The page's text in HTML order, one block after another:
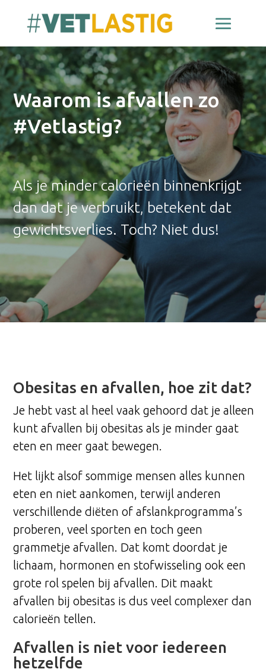
Waarom is afvallen zo
#Vetlastig?
Als je minder calorieën binnenkrijgt
dan dat je verbruikt, betekent dat
gewichtsverlies. Toch? Niet dus!
Obesitas en afvallen, hoe zit dat?
Je hebt vast al heel vaak gehoord dat je alleen
kunt afvallen bij obesitas als je minder gaat
eten en meer gaat bewegen.
Het lijkt alsof sommige mensen alles kunnen
eten en niet aankomen, terwijl anderen
verschillende diëten of afslankprogramma’s
proberen, veel sporten en toch geen
grammetje afvallen. Dat komt doordat je
lichaam, hormonen en stofwisseling ook een
grote rol spelen bij afvallen. Dit maakt
afvallen bij obesitas is dus veel complexer dan
calorieën tellen.
Afvallen is niet voor iedereen
hetzelfde